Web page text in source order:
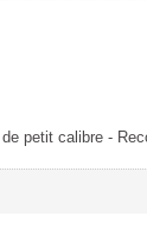
petit calibre -